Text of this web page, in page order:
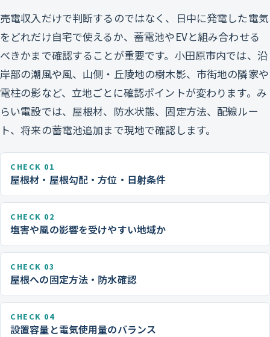
売電収入だけで判断するのではなく、日中に発電した電気
をどれだけ自宅で使えるか、蓄電池やEVと組み合わせる
べきかまで確認することが重要です。小田原市内では、沿
岸部の潮風や風、山側・丘陵地の樹木影、市街地の隣家や
電柱の影など、立地ごとに確認ポイントが変わります。み
らい電設では、屋根材、防水状態、固定方法、配線ルー
ト、将来の蓄電池追加まで現地で確認します。
CHECK 01
屋根材・屋根勾配・方位・日射条件
CHECK 02
塩害や風の影響を受けやすい地域か
CHECK 03
屋根への固定方法・防水確認
CHECK 04
設置容量と電気使用量のバランス